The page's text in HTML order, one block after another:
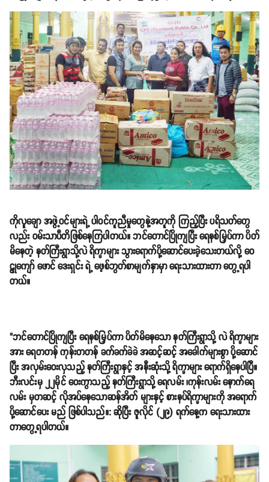
ကိုလူချော အဖွဲ့ဝင်များရဲ့ ပါဝင်ကူညီမှုတွေနဲ့အတူကို ကြည့်ပြီး ပရိသတ်တွေ
လည်း ဝမ်းသာပီတိဖြစ်နေကြပါတယ်။ ဘင်တောင်ပြိုကျပြီး ရေနစ်မြှပ်ကာ ပိတ်
မိနေတဲ့ နတ်ကြီးရွာသို့လဲ ရိက္ခာများ သွားရောက်ပို့ဆောင်ပေးခဲ့သေးတယ်လို့ ဝေ
ဠုကျော် ဖောင် ဒေးရှင်း ရဲ့ ဖေ့စ်ဘွတ်စာမျက်နှာမှာ ရေးသားထားတာ တွေ့ရပါ
တယ်။
"ဘင်တောင်ပြိုကျပြီး ရေနစ်မြှပ်ကာ ပိတ်မိနေသော နတ်ကြီးရွာသို့ လဲ ရိက္ခာများ
အား ရေတတန် ကုန်းတတန် ခက်ခက်ခဲခဲ အဆင့်ဆင့် အခေါက်များစွာ ပို့ဆောင်
ပြီး အလှမ်းဝေးလှသည့် နတ်ကြီးရွာနှင့် အနီးဆုံးသို့ ရိက္ခာများ ရောက်ရှိနေပါပြီ။
ဘီးလင်းမှ ၂၂မိုင် ဝေးကွာသည့် နတ်ကြီးရွာသို့ ရေလမ်း ၊ကုန်းလမ်း နောက်ရေ
လမ်း မှတဆင့် လိုအပ်နေသောဆန်အိတ် များနှင့် စားနပ်ရိက္ခာများကို အရောက်
ပို့ဆောင်ပေး မည် ဖြစ်ပါသည်။: ဆိုပြီး ဇူလိုင် (၂၉) ရက်နေ့က ရေးသားထား
တာတွေ့ရပါတယ်။